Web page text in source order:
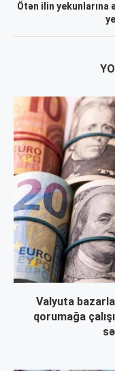
Ötən ilin yekunlarına
Valyuta
qorumağa